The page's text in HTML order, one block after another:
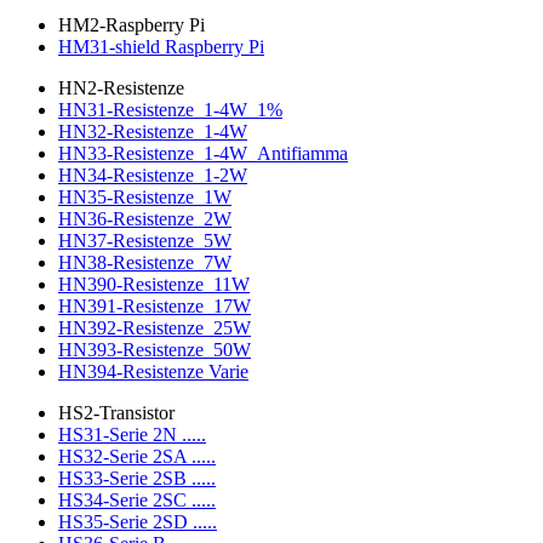
HM2-Raspberry Pi
HM31-shield Raspberry Pi
HN2-Resistenze
HN31-Resistenze_1-4W_1%
HN32-Resistenze_1-4W
HN33-Resistenze_1-4W_Antifiamma
HN34-Resistenze_1-2W
HN35-Resistenze_1W
HN36-Resistenze_2W
HN37-Resistenze_5W
HN38-Resistenze_7W
HN390-Resistenze_11W
HN391-Resistenze_17W
HN392-Resistenze_25W
HN393-Resistenze_50W
HN394-Resistenze Varie
HS2-Transistor
HS31-Serie 2N .....
HS32-Serie 2SA .....
HS33-Serie 2SB .....
HS34-Serie 2SC .....
HS35-Serie 2SD .....